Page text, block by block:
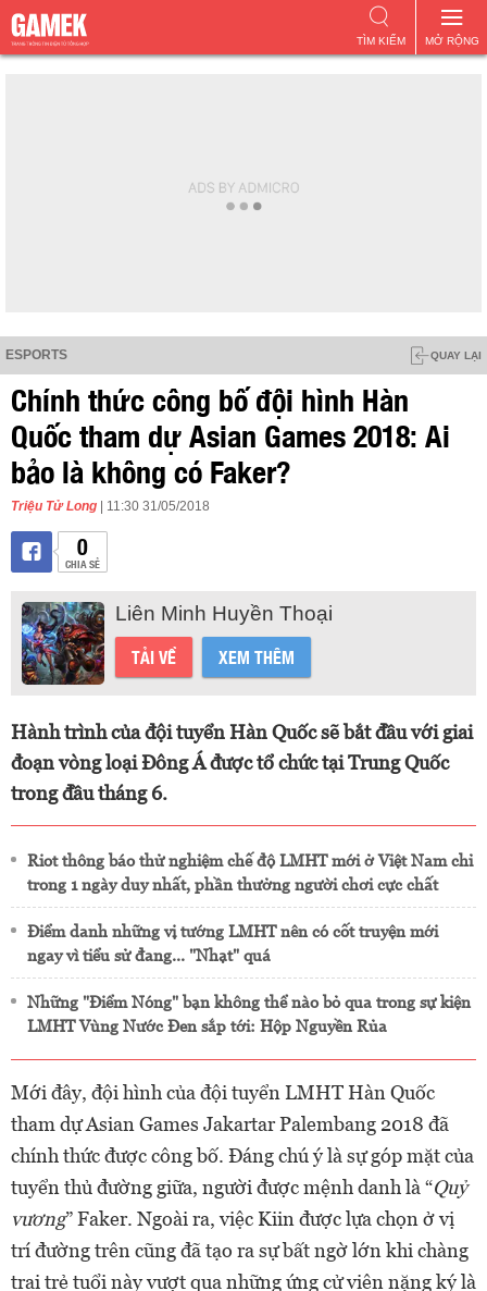
MỞ RỘNG
TÌM KIẾM
ESPORTS QUAY LẠI
Chính thức công bố đội hình Hàn
Quốc tham dự Asian Games 2018: Ai
bảo là không có Faker?
Triệu Tử Long | 11:30 31/05/2018
0
CHIA SẺ
Liên Minh Huyền Thoại
TẢI VỀ XEM THÊM
Hành trình của đội tuyển Hàn Quốc sẽ bắt đầu với giai
đoạn vòng loại Đông Á được tổ chức tại Trung Quốc
trong đầu tháng 6.
Riot thông báo thử nghiệm chế độ LMHT mới ở Việt Nam chỉ
trong 1 ngày duy nhất, phần thưởng người chơi cực chất
Điểm danh những vị tướng LMHT nên có cốt truyện mới
ngay vì tiểu sử đang... "Nhạt" quá
Những "Điểm Nóng" bạn không thể nào bỏ qua trong sự kiện
LMHT Vùng Nước Đen sắp tới: Hộp Nguyền Rủa
Mới đây, đội hình của đội tuyển LMHT Hàn Quốc
tham dự Asian Games Jakartar Palembang 2018 đã
chính thức được công bố. Đáng chú ý là sự góp mặt của
tuyển thủ đường giữa, người được mệnh danh là “Quỷ
vương” Faker. Ngoài ra, việc Kiin được lựa chọn ở vị
trí đường trên cũng đã tạo ra sự bất ngờ lớn khi chàng
trai trẻ tuổi này vượt qua những ứng cử viên nặng ký là